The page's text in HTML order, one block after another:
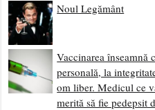
Noul Legământ
Vaccinarea înseamnă
personală, la
om liber. Medicul ce
merită să fie pedepsit